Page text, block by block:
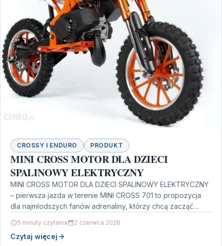
CROSSY I ENDURO PRODUKT
MINI CROSS MOTOR DLA DZIECI
SPALINOWY ELEKTRYCZNY
MINI CROSS MOTOR DLA DZIECI SPALINOWY ELEKTRYCZNY
– pierwsza jazda w terenie MINI CROSS 701 to propozycja
dla najmłodszych fanów adrenaliny, którzy chcą zacząć…
5 minuty czytania 2 czerwca 2026
Czytaj więcej